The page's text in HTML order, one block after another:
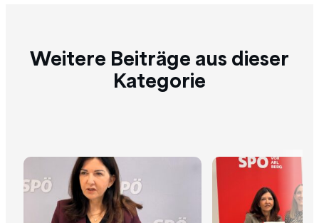
Weitere Beiträge aus dieser
Kategorie